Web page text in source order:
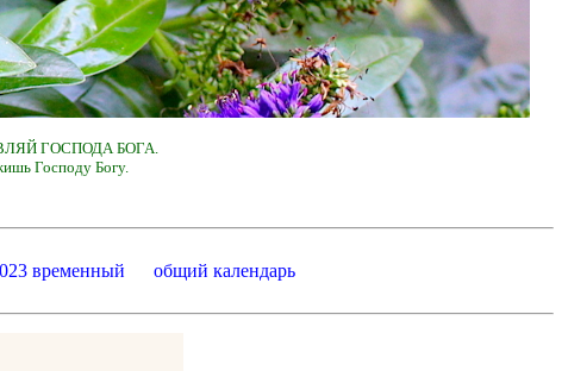
ГОСПОДА БОГА.
Господу Богу.
временный общий календарь